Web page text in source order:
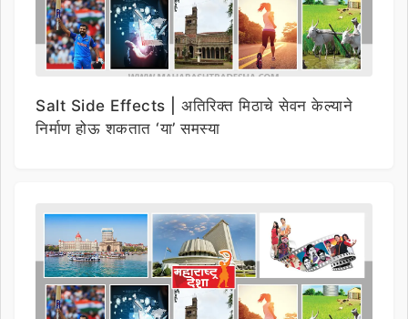
Salt Side Effects | अतिरिक्त मिठाचे सेवन केल्याने
निर्माण होऊ शकतात ‘या’ समस्या